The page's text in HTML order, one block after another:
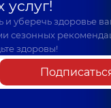
услуг!
и уберечь здоровье
сезонных
здоровы!